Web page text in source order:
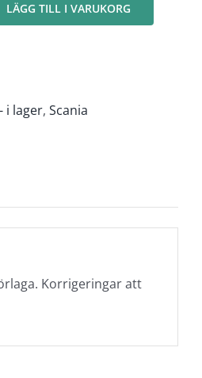
LÄGG TILL I VARUKORG
i lager, Scania
Korrigeringar att